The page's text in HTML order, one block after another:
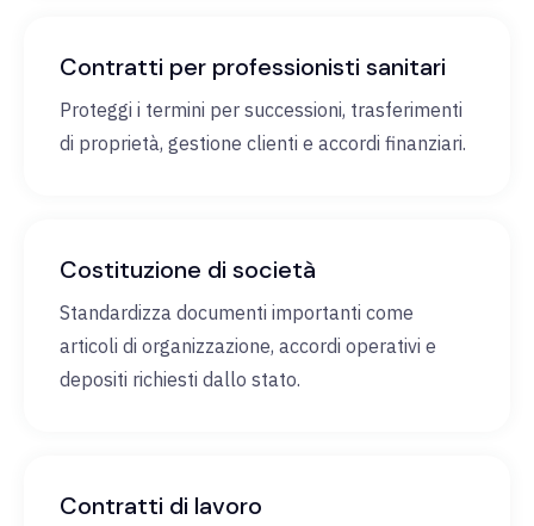
Contratti per professionisti sanitari
Proteggi i termini per successioni, trasferimenti
di proprietà, gestione clienti e accordi finanziari.
Costituzione di società
Standardizza documenti importanti come
articoli di organizzazione, accordi operativi e
depositi richiesti dallo stato.
Contratti di lavoro